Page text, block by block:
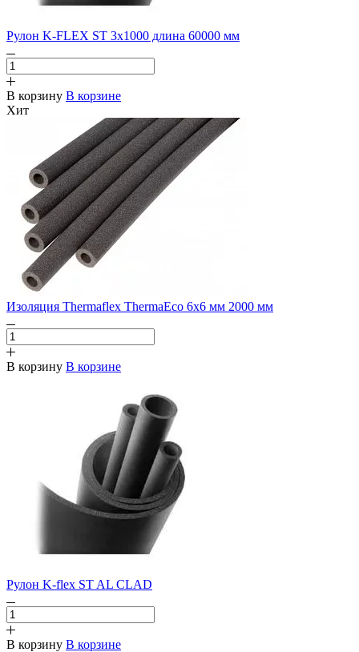
Рулон K-FLEX ST 3х1000 длина 60000 мм
В корзину В корзине
Хит
Изоляция Thermaflex ThermaEco 6х6 мм 2000 мм
В корзину В корзине
Рулон K-flex ST AL CLAD
В корзину В корзине